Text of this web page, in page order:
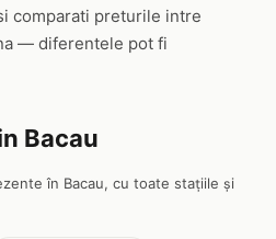
comparati preturile intre
— diferentele pot fi
Bacau
în Bacau, cu toate stațiile și